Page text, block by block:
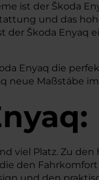
ist der Škoda
und das
Škoda Enyaq
Enyaq die
neue Maßstäbe
Platz. Zu den
den